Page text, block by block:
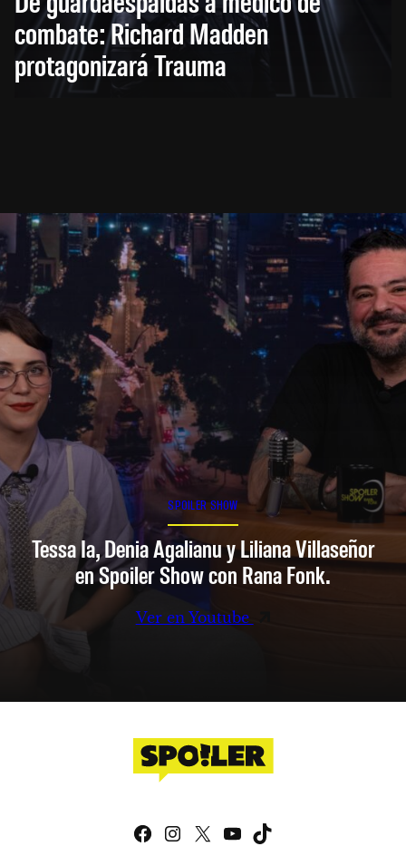
combate: Richard Madden
protagonizará Trauma
SPOILER SHOW
Tessa Ia, Denia Agalianu y Liliana Villaseñor
en Spoiler Show con Rana Fonk.
Ver en Youtube
Facebook
Instagram
X YouTube